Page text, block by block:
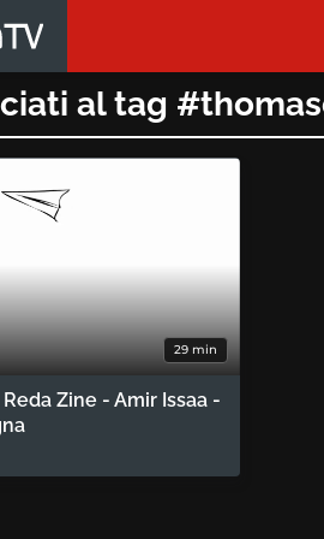
al tag
29 min
Zine - Amir Issaa -